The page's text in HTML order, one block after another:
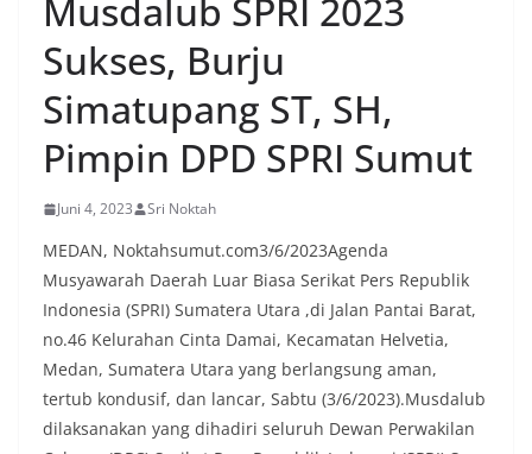
oleh warga, yang sebagian besar tengah bersiap
menyambut momentum HUT Kemerdekaan RI
dengan berbagai persiapan di lingkungan
masing-masing.‎Dalam dialog yang berlangsung
akrab, Bhabinkamtibmas menyapa warga,
menanyakan kondisi keamanan dan kenyamanan
lingkungan tempat tinggal, serta membuka ruang
komunikasi dua arah agar warga dapat
menyampaikan keluhan maupun informasi terkait
situasi kamtibmas di sekitar mereka.‎‎‎Salah satu
poin utama yang disampaikan dalam kegiatan
sambang ini adalah imbauan kepada warga untuk
memasang bendera Merah Putih secara penuh,
bukan setengah tiang, sebagai bentuk
penghormatan dan rasa cinta tanah air
menjelang perayaan HUT Kemerdekaan RI.
Petugas mengingatkan bahwa pemasangan
bendera dengan benar merupakan salah satu
wujud nyata partisipasi masyarakat dalam
Musdalub SPRI 2023
Sukses, Burju
Simatupang ST, SH,
Pimpin DPD SPRI Sumut
Juni 4, 2023 Sri Noktah
MEDAN, Noktahsumut.com3/6/2023Agenda
Musyawarah Daerah Luar Biasa Serikat Pers Republik
Indonesia (SPRI) Sumatera Utara ,di Jalan Pantai Barat,
no.46 Kelurahan Cinta Damai, Kecamatan Helvetia,
Medan, Sumatera Utara yang berlangsung aman,
tertub kondusif, dan lancar, Sabtu (3/6/2023).Musdalub
dilaksanakan yang dihadiri seluruh Dewan Perwakilan